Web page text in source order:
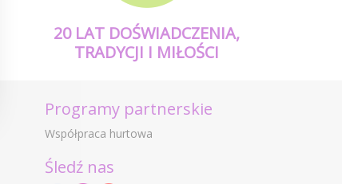
20 LAT DOŚWIADCZENIA,
TRADYCJI I MIŁOŚCI
Programy partnerskie
Współpraca hurtowa
Śledź nas